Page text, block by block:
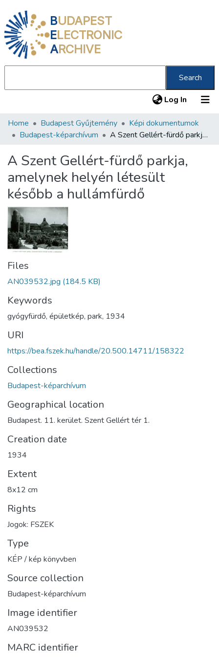
BUDAPEST
ELECTRONIC
ARCHIVE
Search
Log In (current)
Communities & Collections
Statistics
About us
Home Budapest Gyűjtemény
Képi dokumentumok
Budapest-képarchívum
A Szent Gellért-fürdő parkja, amelynek helyén létesült később a hullámfürdő
A Szent Gellért-fürdő parkja,
amelynek helyén létesült
később a hullámfürdő
Files
AN039532.jpg (184.5 KB)
Keywords
gyógyfürdő, épületkép, park, 1934
URI
https://bea.fszek.hu/handle/20.500.14711/158322
Collections
Budapest-képarchívum
Geographical location
Budapest. 11. kerület. Szent Gellért tér 1.
Creation date
1934
Extent
8x12 cm
Rights
Jogok: FSZEK
Type
KÉP / kép könyvben
Source collection
Budapest-képarchívum
Image identifier
AN039532
MARC identifier